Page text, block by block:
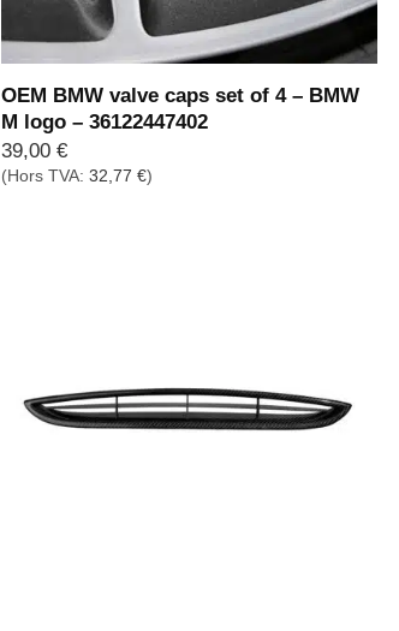
OEM BMW valve caps set of 4 – BMW
M logo – 36122447402
39,00 €
(Hors TVA: 32,77 €)